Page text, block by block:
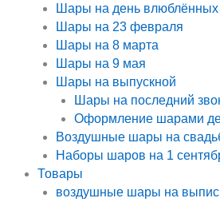
Шары на день влюблённых
Шары на 23 февраля
Шары на 8 марта
Шары на 9 мая
Шары на выпускной
Шары на последний
Оформление шарами
Воздушные шары на
Наборы шаров на 1
Товары
воздушные шары на